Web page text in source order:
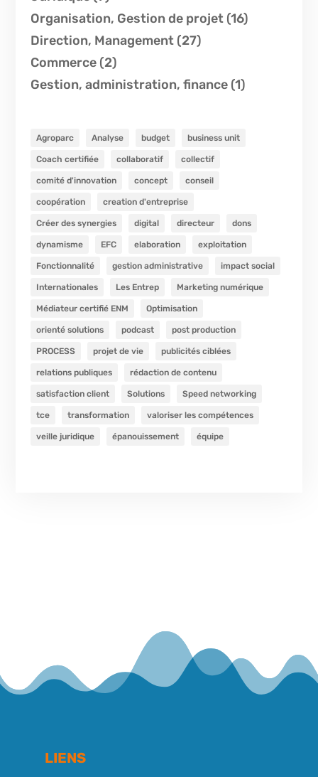
Organisation, Gestion de projet(16)
Direction, Management(27)
Commerce(2)
Gestion, administration, finance(1)
Agroparc Analyse budget business unit
Coach certifiée collaboratif collectif
comité d'innovation concept conseil
coopération creation d'entreprise
Créer des synergies digital directeur dons
dynamisme EFC elaboration exploitation
Fonctionnalité gestion administrative impact social
Internationales Les Entrep Marketing numérique
Médiateur certifié ENM Optimisation
orienté solutions podcast post production
PROCESS projet de vie publicités ciblées
relations publiques rédaction de contenu
satisfaction client Solutions Speed networking
tce transformation valoriser les compétences
veille juridique épanouissement équipe
LIENS